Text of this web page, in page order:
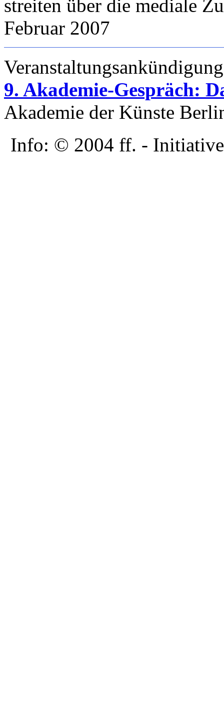
streiten über die mediale
Februar 2007
Veranstaltungsankündigung
9. Akademie-Gespräch:
Akademie der Künste
Info: © 2004 ff. -